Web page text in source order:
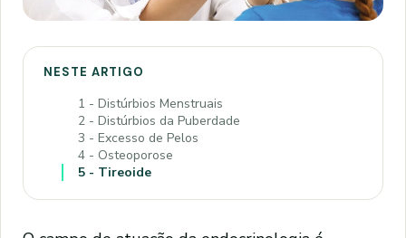
NESTE ARTIGO
1 - Distúrbios Menstruais
2 - Distúrbios da Puberdade
3 - Excesso de Pelos
4 - Osteoporose
5 - Tireoide